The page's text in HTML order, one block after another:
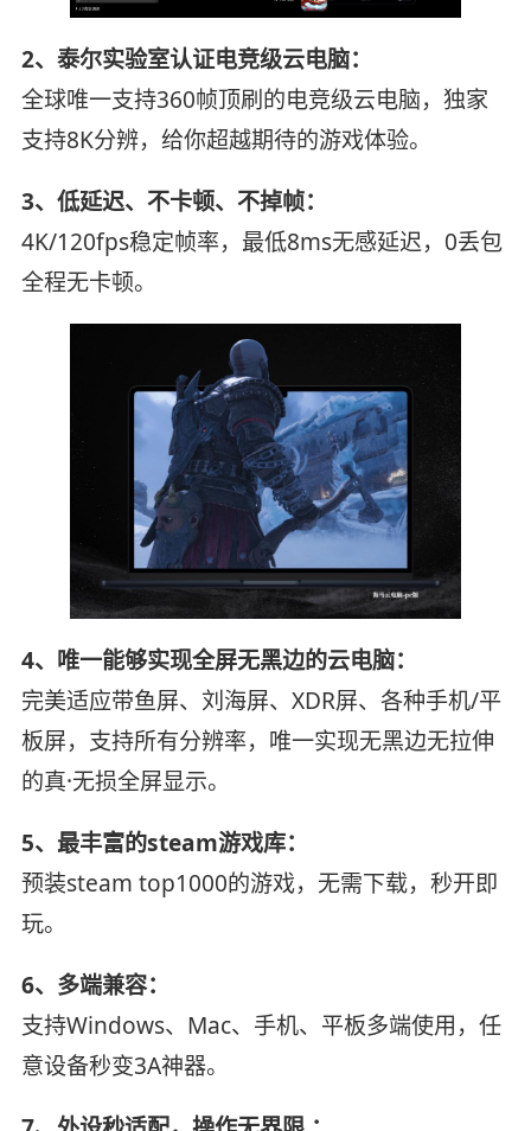
2、泰尔实验室认证电竞级云电脑：
全球唯一支持360帧顶刷的电竞级云电脑，独家
支持8K分辨，给你超越期待的游戏体验。
3、低延迟、不卡顿、不掉帧：
4K/120fps稳定帧率，最低8ms无感延迟，0丢包
全程无卡顿。
4、唯一能够实现全屏无黑边的云电脑：
完美适应带鱼屏、刘海屏、XDR屏、各种手机/平
板屏，支持所有分辨率，唯一实现无黑边无拉伸
的真·无损全屏显示。
5、最丰富的steam游戏库：
预装steam top1000的游戏，无需下载，秒开即
玩。
6、多端兼容：
支持Windows、Mac、手机、平板多端使用，任
意设备秒变3A神器。